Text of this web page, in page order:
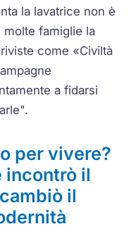
la lavatrice non è
famiglie la
come «Civiltà
a fidarsi
per vivere?
incontrò il
il